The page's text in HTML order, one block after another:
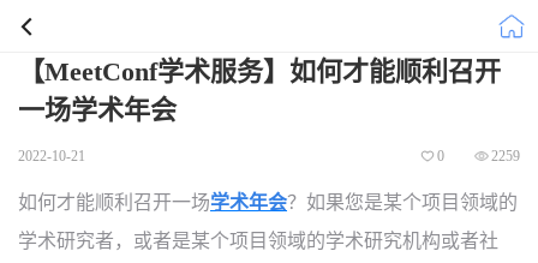
【MeetConf学术服务】如何才能顺利召开
一场学术年会
2022-10-21 0 2259
如何才能顺利召开一场学术年会？如果您是某个项目领域的
学术研究者 ， 或者是某个项目领域的学术研究机构或者社